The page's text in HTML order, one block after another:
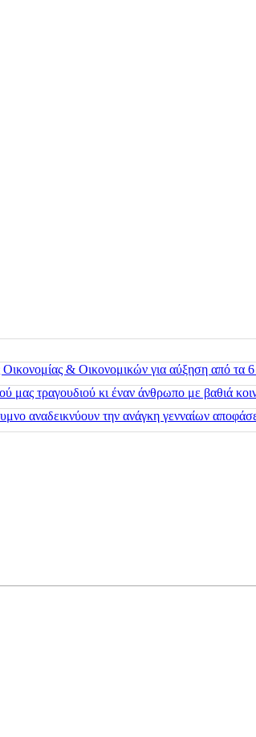
& Οικονομικών για αύξηση από
τραγουδιού κι έναν άνθρωπο με βαθιά
αναδεικνύουν την ανάγκη γενναίων